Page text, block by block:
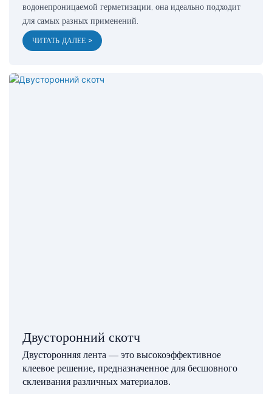
водонепроницаемой герметизации, она идеально подходит
для самых разных применений.
ЧИТАТЬ ДАЛЕЕ >
Двусторонний скотч
Двусторонняя лента — это высокоэффективное
клеевое решение, предназначенное для бесшовного
склеивания различных материалов.